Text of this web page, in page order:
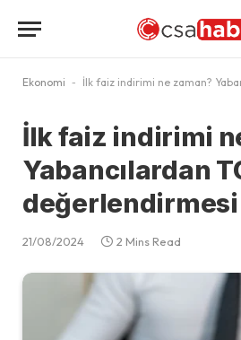
Ekonomi - İlk faiz indirimi ne zaman?
İlk faiz indirimi
Yabancılardan
değerlendirmesi
21/08/2024 2 Mins Read